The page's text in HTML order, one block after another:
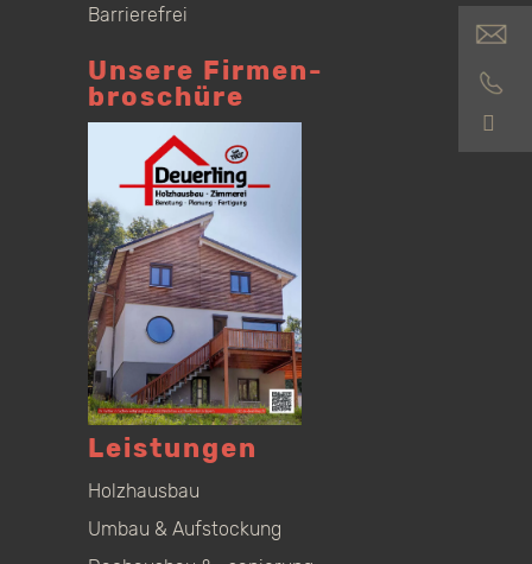
Barrierefrei
Unsere Firmen­
broschüre
Leistungen
Holzhausbau
Umbau & Aufstockung